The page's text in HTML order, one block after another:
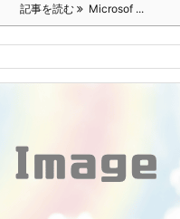
記事を読む Microsof ...